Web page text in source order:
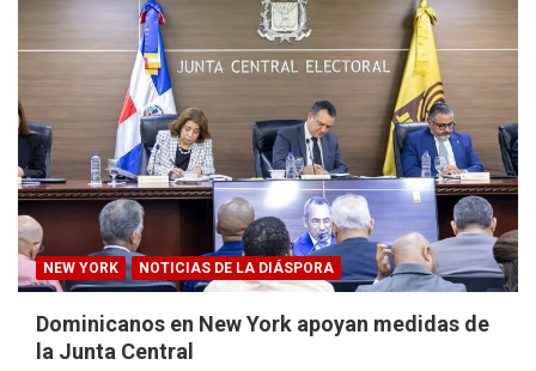
NEW YORK NOTICIAS DE LA DIÁSPORA
Dominicanos en New York apoyan medidas de
la Junta Central